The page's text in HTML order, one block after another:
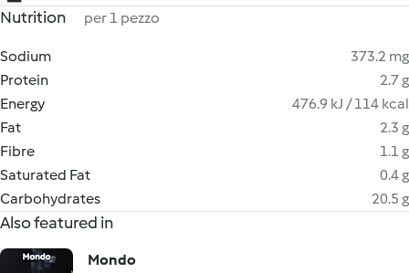
Nutrition per 1 pezzo
Sodium
373.2 mg
Protein
2.7 g
Energy
476.9 kJ / 114 kcal
Fat
2.3 g
Fibre
1.1 g
Saturated Fat
0.4 g
Carbohydrates
20.5 g
Also featured in
Mondo